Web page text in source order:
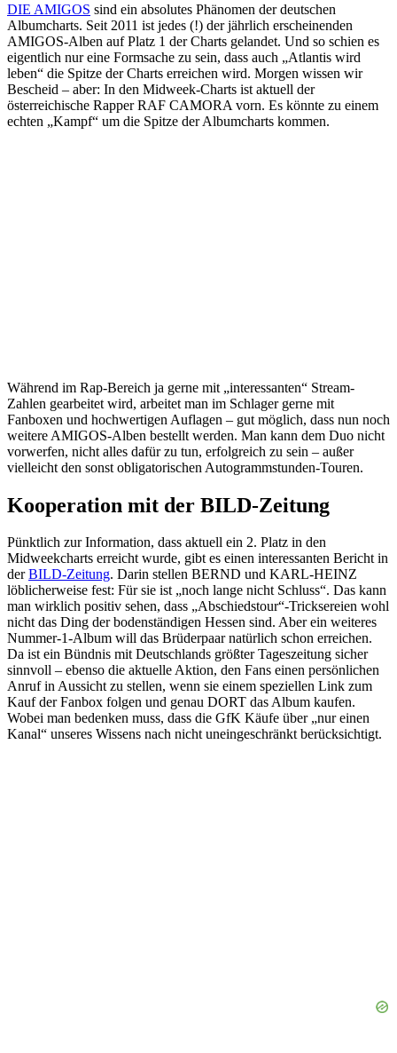
DIE AMIGOS sind ein absolutes Phänomen der deutschen
Albumcharts. Seit 2011 ist jedes (!) der jährlich erscheinenden
AMIGOS-Alben auf Platz 1 der Charts gelandet. Und so schien es
eigentlich nur eine Formsache zu sein, dass auch „Atlantis wird
leben“ die Spitze der Charts erreichen wird. Morgen wissen wir
Bescheid – aber: In den Midweek-Charts ist aktuell der
österreichische Rapper RAF CAMORA vorn. Es könnte zu einem
echten „Kampf“ um die Spitze der Albumcharts kommen.
Während im Rap-Bereich ja gerne mit „interessanten“ Stream-
Zahlen gearbeitet wird, arbeitet man im Schlager gerne mit
Fanboxen und hochwertigen Auflagen – gut möglich, dass nun noch
weitere AMIGOS-Alben bestellt werden. Man kann dem Duo nicht
vorwerfen, nicht alles dafür zu tun, erfolgreich zu sein – außer
vielleicht den sonst obligatorischen Autogrammstunden-Touren.
Kooperation mit der BILD-Zeitung
Pünktlich zur Information, dass aktuell ein 2. Platz in den
Midweekcharts erreicht wurde, gibt es einen interessanten Bericht in
derBILD-Zeitung. Darin stellen BERND und KARL-HEINZ
löblicherweise fest: Für sie ist „noch lange nicht Schluss“. Das kann
man wirklich positiv sehen, dass „Abschiedstour“-Tricksereien wohl
nicht das Ding der bodenständigen Hessen sind. Aber ein weiteres
Nummer-1-Album will das Brüderpaar natürlich schon erreichen.
Da ist ein Bündnis mit Deutschlands größter Tageszeitung sicher
sinnvoll – ebenso die aktuelle Aktion, den Fans einen persönlichen
Anruf in Aussicht zu stellen, wenn sie einem speziellen Link zum
Kauf der Fanbox folgen und genau DORT das Album kaufen.
Wobei man bedenken muss, dass die GfK Käufe über „nur einen
Kanal“ unseres Wissens nach nicht uneingeschränkt berücksichtigt.